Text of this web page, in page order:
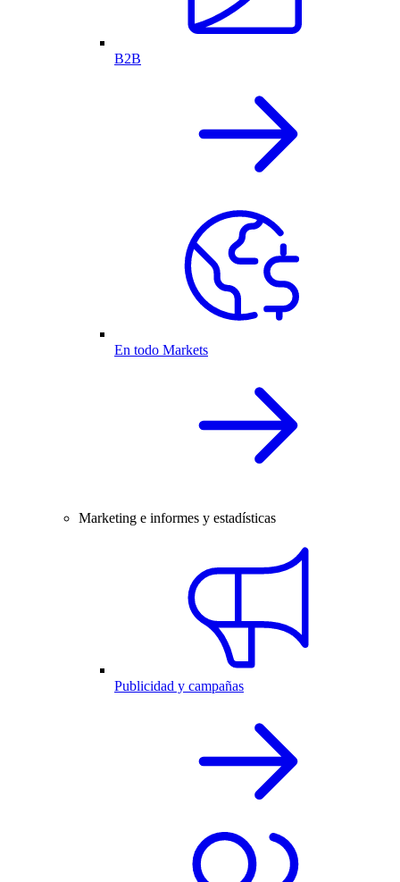
B2B
En todo Markets
Marketing e informes y estadísticas
Publicidad y campañas